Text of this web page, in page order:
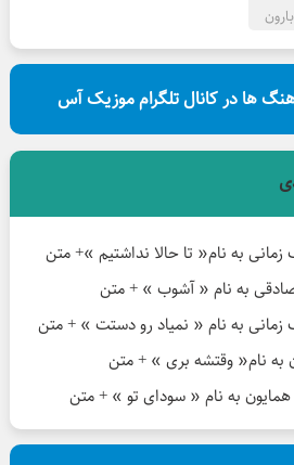
ها در کانال تلگرام موزیک آس
به نام« تا حالا نداشتیم »+ متن
به نام « آشوب » + متن
به نام « نمیاد رو دستت » + متن
به نام« وقتشه بری » + متن
به نام « سودای تو » + متن